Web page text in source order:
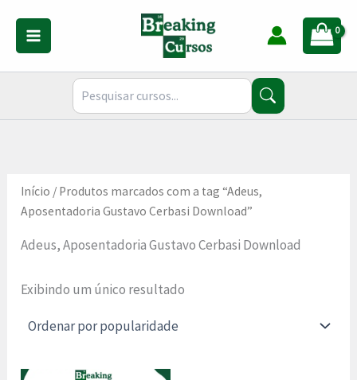
conteúdo
Início / Produtos marcados com a tag “Adeus,
Aposentadoria Gustavo Cerbasi Download”
Adeus, Aposentadoria Gustavo Cerbasi Download
Exibindo um único resultado